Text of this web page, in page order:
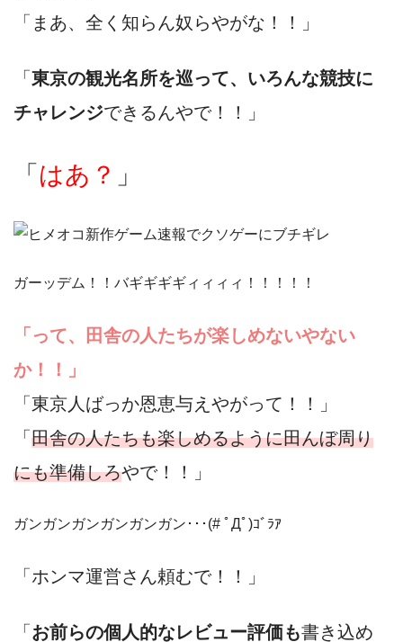
「まあ、全く知らん奴らやがな！！」
「 東京の観光名所を巡って、いろんな競技に
チャレンジできるんやで！！」
「 はあ？ 」
ガーッデム！！バギギギギィィィィ！！！！！
「って、田舎の人たちが楽しめないやない
か！！」
「東京人ばっか恩恵与えやがって！！」
「 田舎の人たちも楽しめるように田んぼ周り
にも準備しろやで！！」
ガンガンガンガンガンガン･･･(# ﾟДﾟ)ｺﾞﾗｱ
「ホンマ運営さん頼むで！！」
「 お前らの個人的なレビュー評価も書き込め